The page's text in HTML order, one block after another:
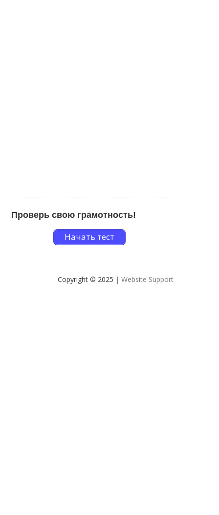
Проверь свою грамотность!
Начать тест
Copyright © 2025 | Website Support